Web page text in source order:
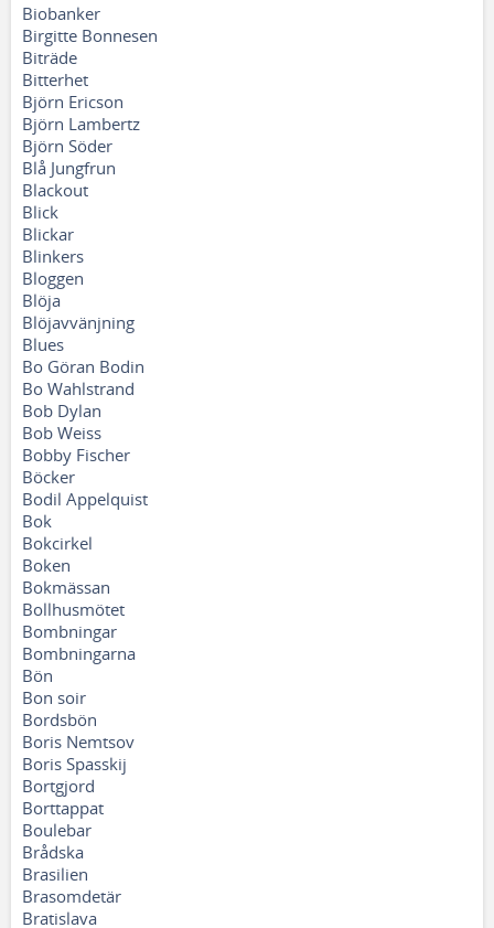
Biobanker
Birgitte Bonnesen
Biträde
Bitterhet
Björn Ericson
Björn Lambertz
Björn Söder
Blå Jungfrun
Blackout
Blick
Blickar
Blinkers
Bloggen
Blöja
Blöjavvänjning
Blues
Bo Göran Bodin
Bo Wahlstrand
Bob Dylan
Bob Weiss
Bobby Fischer
Böcker
Bodil Appelquist
Bok
Bokcirkel
Boken
Bokmässan
Bollhusmötet
Bombningar
Bombningarna
Bön
Bon soir
Bordsbön
Boris Nemtsov
Boris Spasskij
Bortgjord
Borttappat
Boulebar
Brådska
Brasilien
Brasomdetär
Bratislava